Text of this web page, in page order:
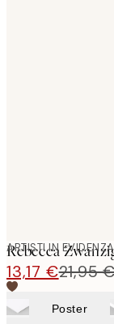
ARTISTI IN EVIDENZA
Rebecca
13,17 €21,95
Poster